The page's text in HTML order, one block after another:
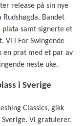
release på sin nye
Rudshøgda. Bandet
samt signerte et
Vi i For Swingende
en prat med et par av
neste uke.
i Sverige
Classics, gikk
Vi gratulerer.